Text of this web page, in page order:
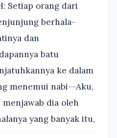
Setiap orang dari
berhala-
dan
batu
ke dalam
menemui nabi--Aku,
dia oleh
yang banyak itu,